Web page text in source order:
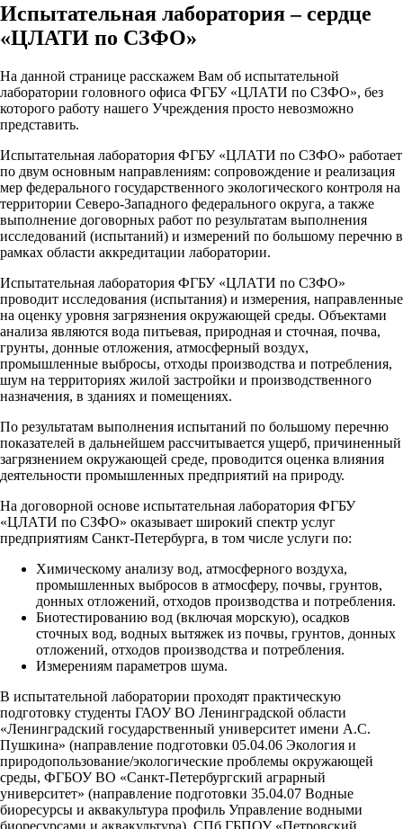
Испытательная лаборатория – сердце
«ЦЛАТИ по СЗФО»
На данной странице расскажем Вам об испытательной
лаборатории головного офиса ФГБУ «ЦЛАТИ по СЗФО», без
которого работу нашего Учреждения просто невозможно
представить.
Испытательная лаборатория ФГБУ «ЦЛАТИ по СЗФО» работает
по двум основным направлениям: сопровождение и реализация
мер федерального государственного экологического контроля на
территории Северо-Западного федерального округа, а также
выполнение договорных работ по результатам выполнения
исследований (испытаний) и измерений по большому перечню в
рамках области аккредитации лаборатории.
Испытательная лаборатория ФГБУ «ЦЛАТИ по СЗФО»
проводит исследования (испытания) и измерения, направленные
на оценку уровня загрязнения окружающей среды. Объектами
анализа являются вода питьевая, природная и сточная, почва,
грунты, донные отложения, атмосферный воздух,
промышленные выбросы, отходы производства и потребления,
шум на территориях жилой застройки и производственного
назначения, в зданиях и помещениях.
По результатам выполнения испытаний по большому перечню
показателей в дальнейшем рассчитывается ущерб, причиненный
загрязнением окружающей среде, проводится оценка влияния
деятельности промышленных предприятий на природу.
На договорной основе испытательная лаборатория ФГБУ
«ЦЛАТИ по СЗФО» оказывает широкий спектр услуг
предприятиям Санкт-Петербурга, в том числе услуги по:
Химическому анализу вод, атмосферного воздуха,
промышленных выбросов в атмосферу, почвы, грунтов,
донных отложений, отходов производства и потребления.
Биотестированию вод (включая морскую), осадков
сточных вод, водных вытяжек из почвы, грунтов, донных
отложений, отходов производства и потребления.
Измерениям параметров шума.
В испытательной лаборатории проходят практическую
подготовку студенты ГАОУ ВО Ленинградской области
«Ленинградский государственный университет имени А.С.
Пушкина» (направление подготовки 05.04.06 Экология и
природопользование/экологические проблемы окружающей
среды, ФГБОУ ВО «Санкт-Петербургский аграрный
университет» (направление подготовки 35.04.07 Водные
биоресурсы и аквакультура профиль Управление водными
биоресурсами и аквакультура), СПб ГБПОУ «Петровский